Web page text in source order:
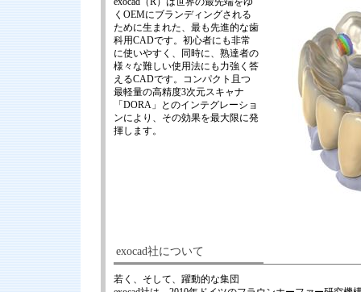
くOEMにブランディングされる
ために生まれた、最も先進的な歯
科用CADです。初心者にも非常
に使いやすく、同時に、熟達者の
様々な難しい使用法にも力強く答
えるCADです。コンパクト且つ
最軽量の高精度3次元スキャナ
「DORA」とのインテグレーショ
ンにより、その効果を最大限に発
揮します。
exocad社について
若く、そして、躍動的な集団